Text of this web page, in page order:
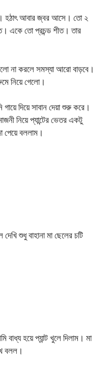
হঠাৎ আবার জ্বর আসে। তো ২
একে তো প্রচন্ড শীত। তার
না করলে সমস্যা আরো বাড়বে।
নিয়ে গেলো।
দিয়ে সাবান দেয়া শুরু করে।
নিয়ে প্যান্টের ভেতর একটু
পেয়ে বললাম।
শুধু বাহানা মা ছেলের চটি
হয়ে প্যান্ট খুলে দিলাম। মা
বলল।